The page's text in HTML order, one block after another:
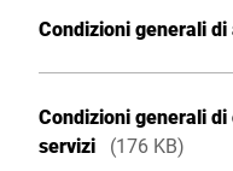
Sito web globale
Condizioni generali
Condizioni generali
servizi
(176 KB)